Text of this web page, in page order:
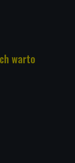
warto